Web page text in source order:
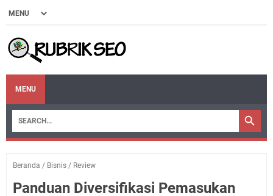
MENU
Beranda / Bisnis / Review
Panduan Diversifikasi Pemasukan